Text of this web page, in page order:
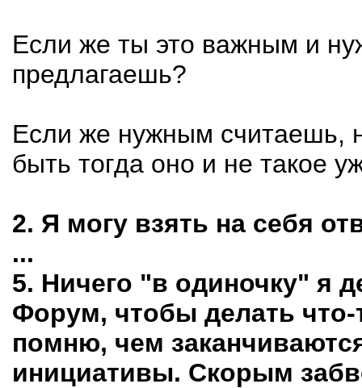
Если же ты это важным и
предлагаешь?
Если же нужным считаешь,
быть тогда оно и не такое
2. Я могу взять на себя
...
5. Ничего "в одиночку" я
Форум, чтобы делать
помню, чем
инициативы. Скорым